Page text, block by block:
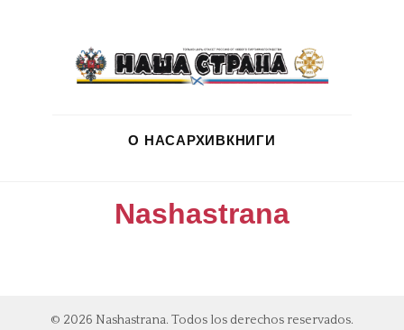
О НАСАРХИВКНИГИ
Nashastrana
© 2026 Nashastrana. Todos los derechos reservados.